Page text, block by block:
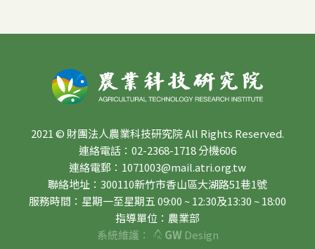
2021 © 財團法人農業科技研究院 All Rights Reserved.
連絡電話：02-2368-1718 分機606
連絡電郵：1071003@mail.atri.org.tw
聯絡地址：300110新竹市香山區大湖路51巷1號
服務時間：星期一至星期五 09:00 ~ 12:30及13:30 ~ 18:00
指導單位：農業部
系統維護：
GWDesign